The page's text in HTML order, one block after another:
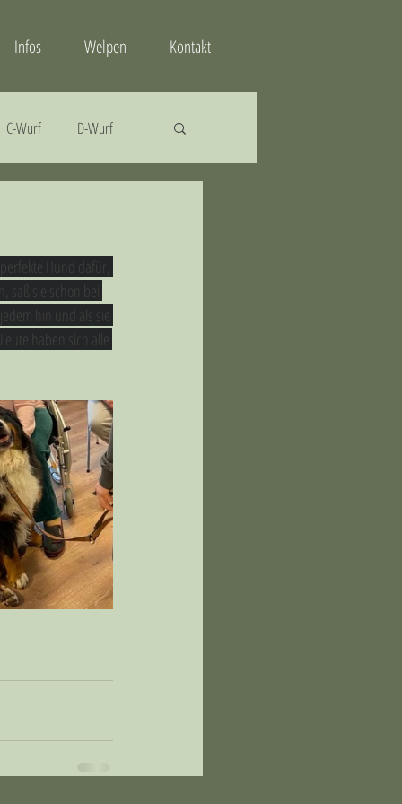
C-Wurf D-Wurf
Hund dafür,
saß sie schon bei
hin und als sie
haben sich alle
Infos Welpen Kontakt